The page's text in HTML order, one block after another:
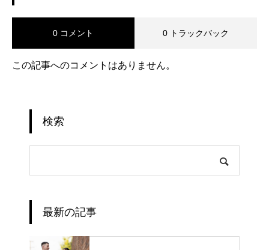
0 コメント 0 トラックバック
この記事へのコメントはありません。
検索
最新の記事